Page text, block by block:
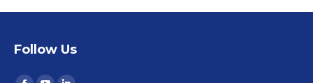
Follow Us